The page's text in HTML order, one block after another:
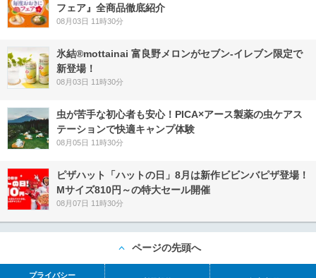
フェア』全商品徹底紹介
08月03日 11時30分
氷結®mottainai 富良野メロンがセブン‐イレブン限定で
新登場！
08月03日 11時30分
虫が苦手な初心者も安心！PICA×アース製薬の虫ケアス
テーションで快適キャンプ体験
08月05日 11時30分
ピザハット「ハットの日」8月は新作ビビンバピザ登場！
Mサイズ810円～の特大セール開催
08月07日 11時30分
ページの先頭へ
プライバシー